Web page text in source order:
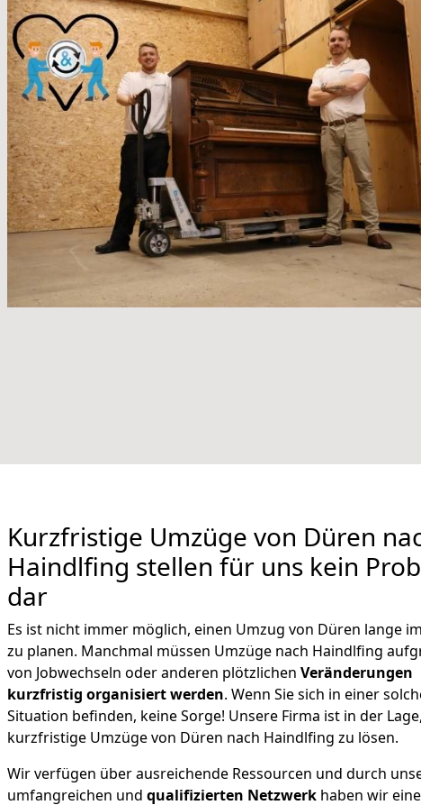
Kurzfristige Umzüge von Düren
Haindlfing stellen für uns kein
dar
Es ist nicht immer möglich, einen Umzug von Düren lange
zu planen. Manchmal müssen Umzüge nach Haindlfing
von Jobwechseln oder anderen plötzlichen Veränderungen
kurzfristig organisiert werden. Wenn Sie sich in einer
Situation befinden, keine Sorge! Unsere Firma ist in der
kurzfristige Umzüge von Düren nach Haindlfing zu lösen.
Wir verfügen über ausreichende Ressourcen und durch
umfangreichen und qualifizierten Netzwerk haben wir